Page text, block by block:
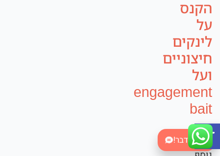
Open toolbar
בואו נדבר!
הקנס
על
לינקים
חיצוניים
ועל
engagement
bait
שינוי